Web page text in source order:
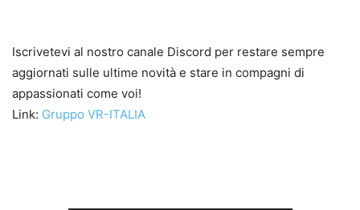
Iscrivetevi al nostro canale Discord per restare sempre
aggiornati sulle ultime novità e stare in compagni di
appassionati come voi!
Link: Gruppo VR-ITALIA